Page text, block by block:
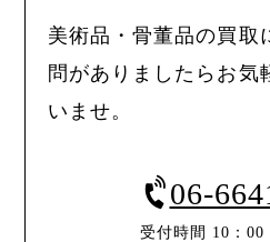
美術品・骨董品の買取
問がありましたらお気
いませ。
06-
受付時間 10：00